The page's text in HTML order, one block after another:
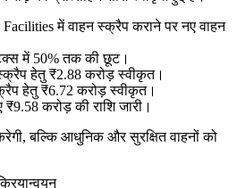
में वाहन स्क्रैप कराने पर नए वाहन
टैक्स में 50% तक की छूट।
हेतु ₹2.88 करोड़ स्वीकृत।
हेतु ₹6.72 करोड़ स्वीकृत।
करोड़ की राशि जारी।
बल्कि आधुनिक और सुरक्षित वाहनों को